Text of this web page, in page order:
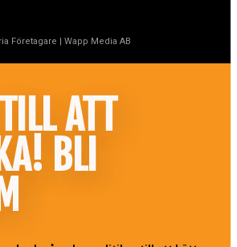
Företagare | Wapp Media AB
ATT
BLI